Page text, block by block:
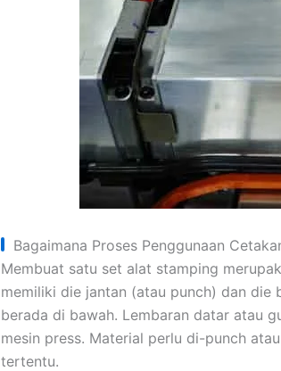
Bagaimana Proses Penggunaan
Membuat satu set alat stamping
memiliki die jantan (atau punch) dan die
berada di bawah. Lembaran datar atau
mesin press. Material perlu di-punch
tertentu.